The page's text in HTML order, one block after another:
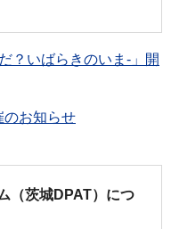
？いばらきのいま-」開
のお知らせ
（茨城DPAT）につ